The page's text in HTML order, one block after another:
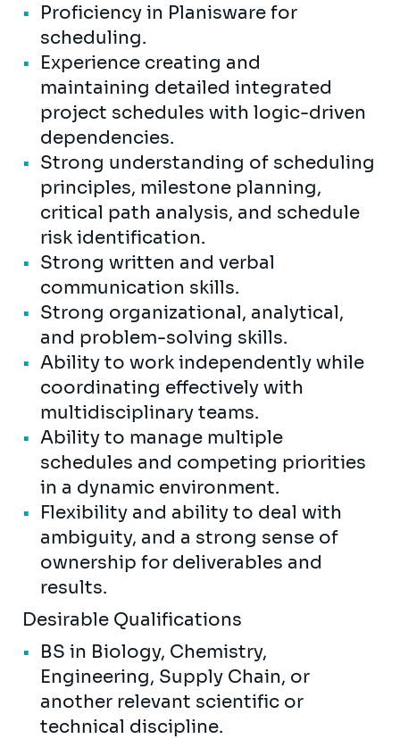
Proficiency in Planisware for
scheduling.
Experience creating and
maintaining detailed integrated
project schedules with logic-driven
dependencies.
Strong understanding of scheduling
principles, milestone planning,
critical path analysis, and schedule
risk identification.
Strong written and verbal
communication skills.
Strong organizational, analytical,
and problem-solving skills.
Ability to work independently while
coordinating effectively with
multidisciplinary teams.
Ability to manage multiple
schedules and competing priorities
in a dynamic environment.
Flexibility and ability to deal with
ambiguity, and a strong sense of
ownership for deliverables and
results.
Desirable Qualifications
BS in Biology, Chemistry,
Engineering, Supply Chain, or
another relevant scientific or
technical discipline.